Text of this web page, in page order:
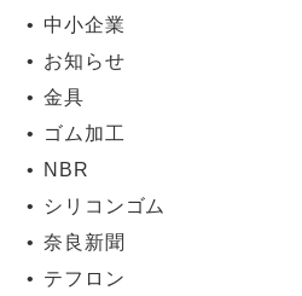
中小企業
お知らせ
金具
ゴム加工
NBR
シリコンゴム
奈良新聞
テフロン